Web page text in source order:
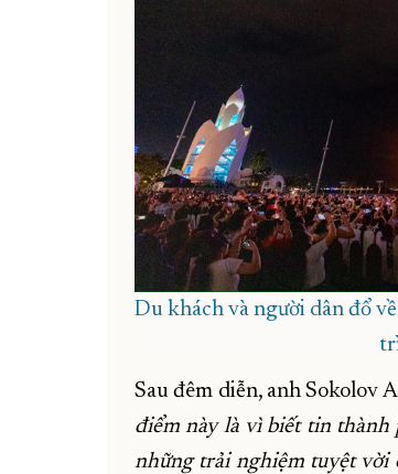
Du khách và người dân đổ
Sau đêm diễn, anh Sokolov
điểm này là vì biết tin thành
những trải nghiệm tuyệt vời